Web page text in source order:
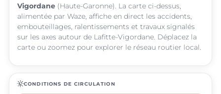
Vigordane (Haute-Garonne). La carte ci-dessus,
alimentée par Waze, affiche en direct les accidents,
embouteillages, ralentissements et travaux signalés
sur les axes autour de Lafitte-Vigordane. Déplacez la
carte ou zoomez pour explorer le réseau routier local.
routineCONDITIONS DE CIRCULATION